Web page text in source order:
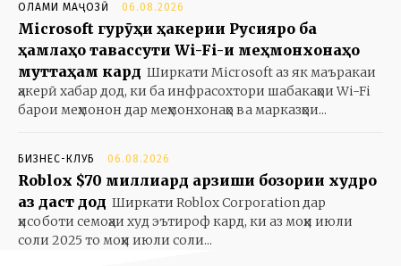
ОЛАМИ МАҶОЗӢ 06.08.2026
Microsoft гурӯҳи ҳакерии Русияро ба
ҳамлаҳо тавассути Wi-Fi-и меҳмонхонаҳо
муттаҳам кард Ширкати Microsoft аз як маъракаи
ҳакерӣ хабар дод, ки ба инфрасохтори шабакаҳои Wi-Fi
барои меҳмонон дар меҳмонхонаҳо ва марказҳои...
БИЗНЕС-КЛУБ 06.08.2026
Roblox $70 миллиард арзиши бозории худро
аз даст дод Ширкати Roblox Corporation дар
ҳисоботи семоҳаи худ эътироф кард, ки аз моҳи июли
соли 2025 то моҳи июли соли...